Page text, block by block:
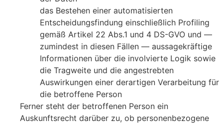
das Bestehen einer automatisierten
Entscheidungsfindung einschließlich Profiling
gemäß Artikel 22 Abs.1 und 4 DS-GVO und —
zumindest in diesen Fällen — aussagekräftige
Informationen über die involvierte Logik sowie
die Tragweite und die angestrebten
Auswirkungen einer derartigen Verarbeitung für
die betroffene Person
Ferner steht der betroffenen Person ein
Auskunftsrecht darüber zu, ob personenbezogene